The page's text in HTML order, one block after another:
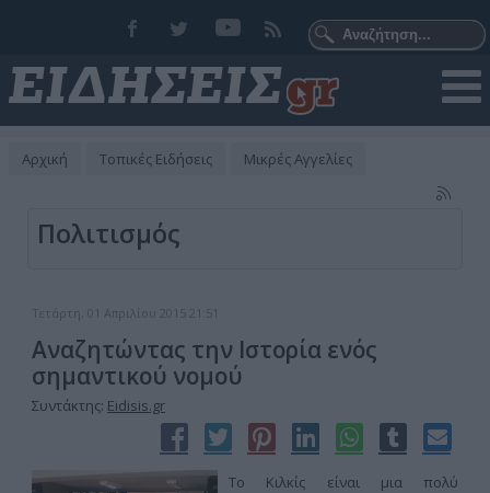
Αρχική Τοπικές Ειδήσεις Μικρές Αγγελίες
Πολιτισμός
Τετάρτη, 01 Απριλίου 2015 21:51
Αναζητώντας την Ιστορία ενός
σημαντικού νομού
Συντάκτης: Eidisis.gr
Το Κιλκίς είναι μια πολύ